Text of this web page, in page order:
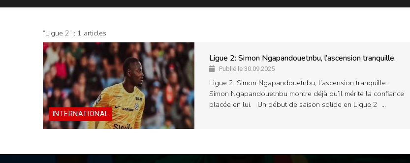
“Ligue 2” : 1 articles
INTERNATIONAL
Ligue 2: Simon Ngapandouetnbu, l’ascension tranquille.
Publié le 30.09.2025
Ligue 2: Simon Ngapandouetnbu, l’ascension tranquille.
Simon Ngapandouetnbu montre déjà qu’il mérite la confiance
placée en lui. Un début de saison solide en Ligue 2 …